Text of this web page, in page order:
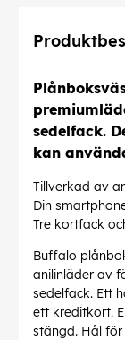
sedelfack.
kan
Tillverkad av
Din
Tre kortfack
Buffalo
anilinläder av
sedelfack. Ett
ett kreditkort.
stängd. Hål